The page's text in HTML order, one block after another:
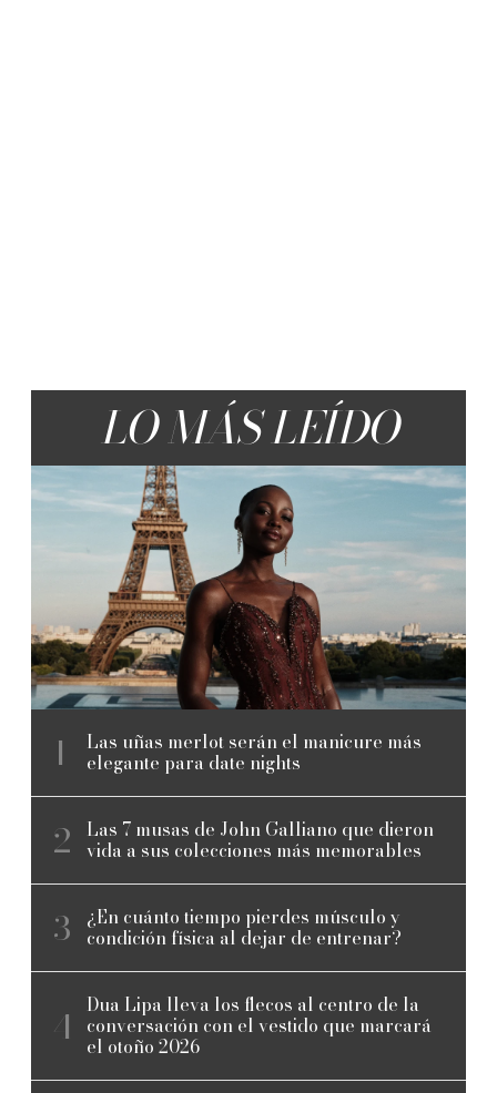
LO MÁS LEÍDO
Las uñas merlot serán el manicure más
elegante para date nights
Las 7 musas de John Galliano que dieron
vida a sus colecciones más memorables
¿En cuánto tiempo pierdes músculo y
condición física al dejar de entrenar?
Dua Lipa lleva los flecos al centro de la
conversación con el vestido que marcará
el otoño 2026